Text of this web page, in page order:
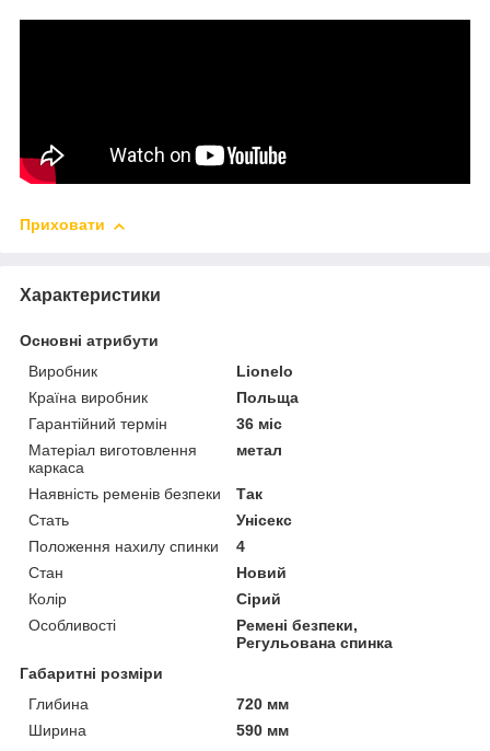
Приховати
Характеристики
Основні атрибути
Виробник
Lionelo
Країна виробник
Польща
Гарантійний термін
36 міс
Матеріал виготовлення
каркаса
метал
Наявність ременів безпеки
Так
Стать
Унісекс
Положення нахилу спинки
4
Стан
Новий
Колір
Сірий
Особливості
Ремені безпеки,
Регульована спинка
Габаритні розміри
Глибина
720 мм
Ширина
590 мм